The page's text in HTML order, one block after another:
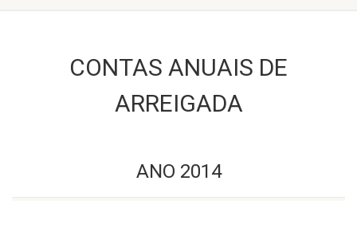
CONTAS ANUAIS DE
ARREIGADA
ANO 2014